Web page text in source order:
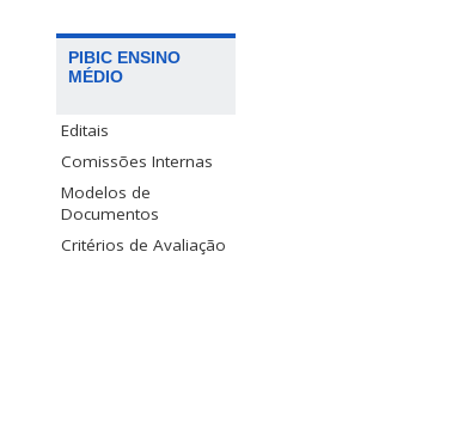
PIBIC ENSINO
MÉDIO
Editais
Comissões Internas
Modelos de
Documentos
Critérios de Avaliação